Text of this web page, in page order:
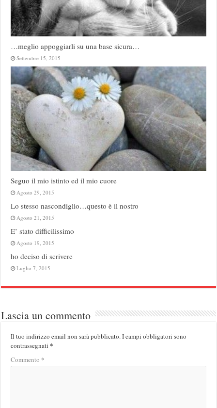
…meglio appoggiarli su una base sicura…
Settembre 15, 2015
Seguo il mio istinto ed il mio cuore
Agosto 29, 2015
Lo stesso nascondiglio…questo è il nostro
Agosto 21, 2015
E’ stato difficilissimo
Agosto 19, 2015
ho deciso di scrivere
Luglio 7, 2015
Lascia un commento
Il tuo indirizzo email non sarà pubblicato.I campi obbligatori sono
contrassegnati*
Commento *